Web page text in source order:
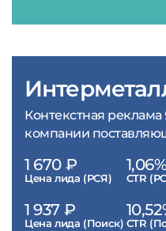
Контекстная
компании
1 670 ₽
Цена лида (РСЯ)
1,06%
CTR
1 937 ₽
Цена лида (Поиск) CTR